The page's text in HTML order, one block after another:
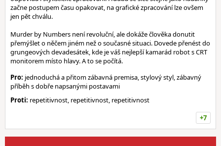
začne postupem času opakovat, na grafické zpracování lze ovšem
jen pět chválu.
Murder by Numbers není revoluční, ale dokáže člověka donutit
přemýšlet o něčem jiném než o současné situaci. Dovede přenést do
grungeových devadesátek, kde je váš nejlepší kamarád robot s CRT
monitorem místo hlavy. A to se počítá.
Pro: jednoduchá a přitom zábavná premisa, stylový styl, zábavný
příběh s dobře napsanými postavami
Proti: repetitivnost, repetitivnost, repetitivnost
+7